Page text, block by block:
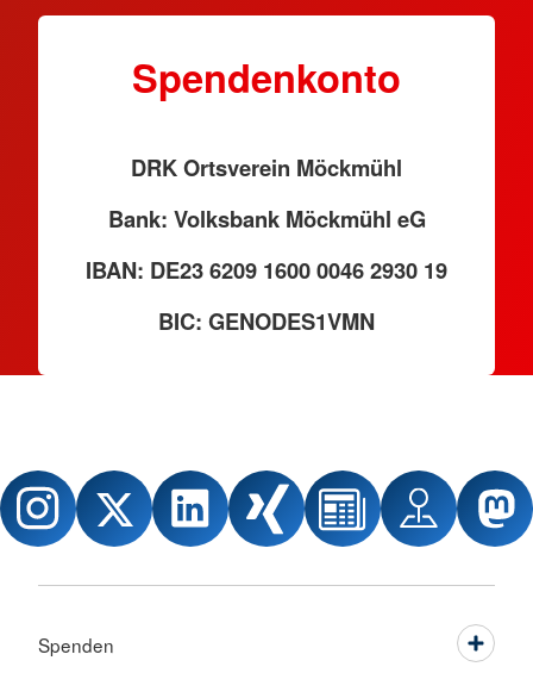
Spendenkonto
DRK Ortsverein Möckmühl
Bank: Volksbank Möckmühl eG
IBAN: DE23 6209 1600 0046 2930 19
BIC: GENODES1VMN
Spenden